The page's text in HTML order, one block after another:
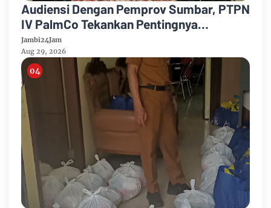
Audiensi Dengan Pemprov Sumbar, PTPN
IV PalmCo Tekankan Pentingnya
Harmonisasi Operasional Kebun
Jambi24Jam
Aug 29, 2026